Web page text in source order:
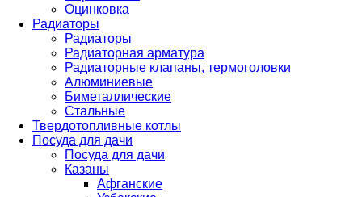
Оцинковка
Радиаторы
Радиаторы
Радиаторная арматура
Радиаторные клапаны, термоголовки
Алюминиевые
Биметаллические
Стальные
Твердотопливные котлы
Посуда для дачи
Посуда для дачи
Казаны
Афганские